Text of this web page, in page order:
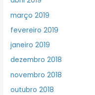
março 2019
fevereiro 2019
janeiro 2019
dezembro 2018
novembro 2018
outubro 2018